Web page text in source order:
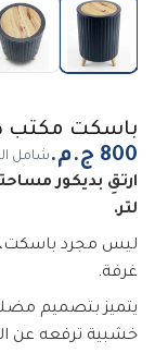
باسكت مكتب
شامل
لتر.
ليس مجرد
غرفة.
يتميز بتصميم
خشبية ترفعه عن